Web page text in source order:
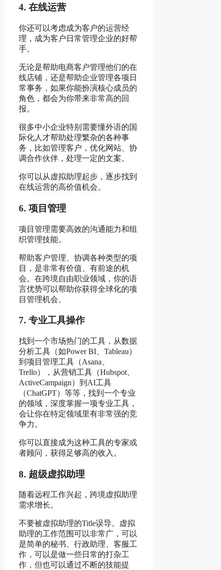
4. 在线运营
你还可以考虑成为客户的运营经
理，成为客户日常管理企业的好帮
手。
无论是帮助电商客户管理他们的在
线店铺，还是帮助企业管理各项日
常事务，如果你能扮演核心成员的
角色，都会为你带来非常高的回
报。
很多中小企业特别需要懂外语的国
际化人才帮助处理繁杂的各种事
务，比如管理客户，优化网站、协
调合作伙伴，处理一定的文案。
你可以从虚拟助理起步，逐步找到
在线运营的高价值机会。
6. 项目管理
项目管理需要高效的沟通能力和组
织管理技能。
帮助客户管理、协调各种类型的项
目，是非常有价值、有前途的机
会。在跨境自由职业领域，你的语
言优势可以帮助你获得全球化的项
目管理机会。
7. 专业工具操作
找到一个市场热门的工具，从数据
分析工具（如Power BI、Tableau）
到项目管理工具（Asana、
Trello），从营销工具（Hubspot、
ActiveCampaign）到AI工具
（ChatGPT）等等，找到一个专业
的领域，深度掌握一项专业工具，
会让你在特定领域里有非常强的竞
争力。
你可以直接成为这种工具的专家或
者顾问，获得足够高的收入。
8. 超级虚拟助理
随着远程工作兴起，跨境虚拟助理
需求增长。
不要被虚拟助理的Title误导。虚拟
助理的工作范围可以非常广，可以
是简单的秘书、行政助理、客服工
作，可以是做一些日常的打杂工
作，但也可以通过不断的技能提